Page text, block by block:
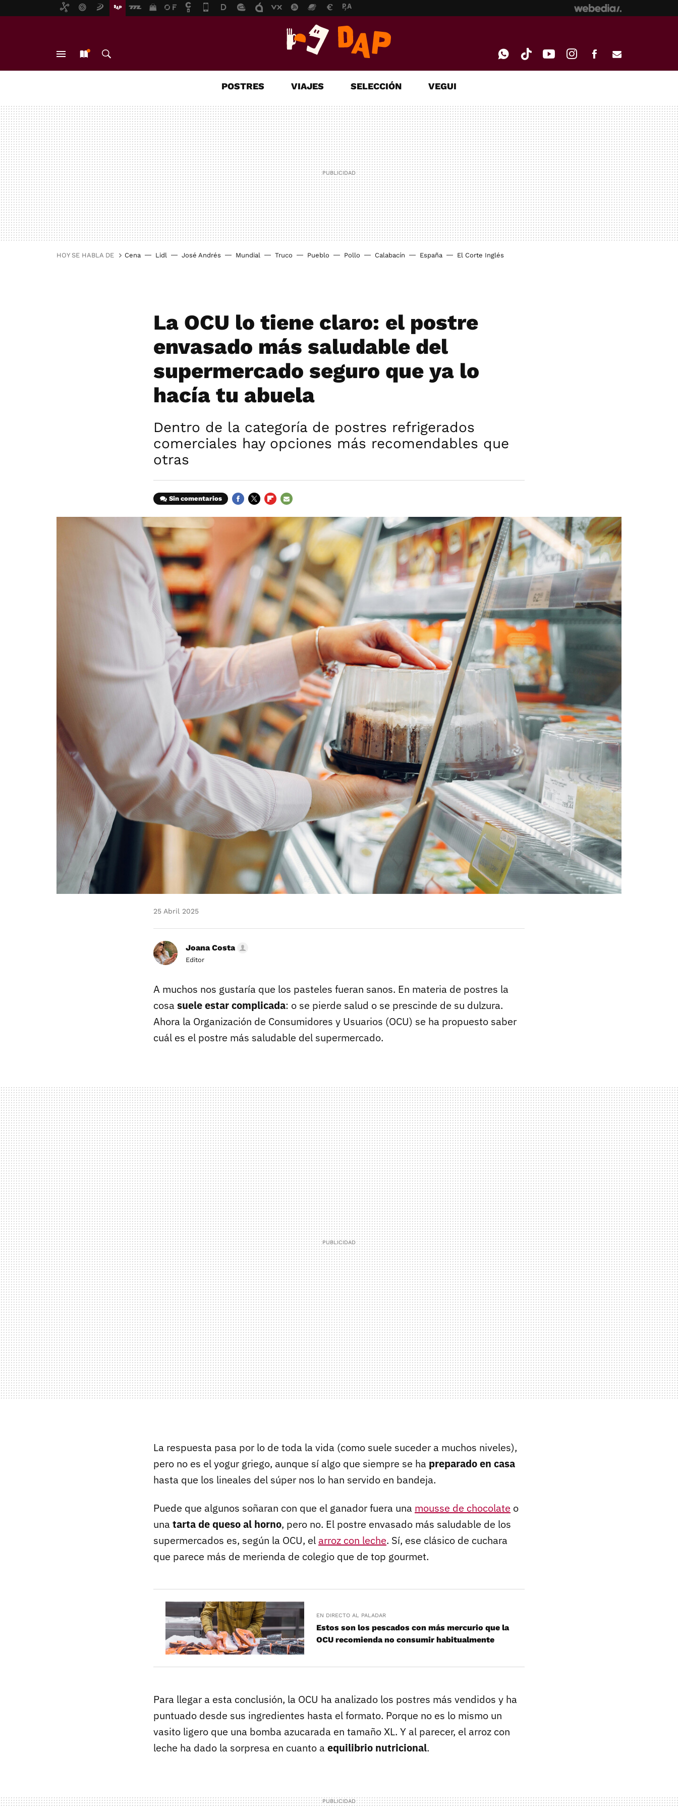
MAIL
POSTRES VIAJES SELECCIÓN VEGUI
HOY SE HABLA DE Cena Lidl José Andrés Mundial Truco Pueblo Pollo Calabacín España El Corte Inglés
La OCU lo tiene claro: el postre
envasado más saludable del
supermercado seguro que ya lo
hacía tu abuela
Dentro de la categoría de postres refrigerados
comerciales hay opciones más recomendables que
otras
Sin comentarios
MAIL
25 Abril 2025
Joana Costa
Editor
A muchos nos gustaría que los pasteles fueran sanos. En materia de postres la
cosa suele estar complicada: o se pierde salud o se prescinde de su dulzura.
Ahora la Organización de Consumidores y Usuarios (OCU) se ha propuesto saber
cuál es el postre más saludable del supermercado.
La respuesta pasa por lo de toda la vida (como suele suceder a muchos niveles),
pero no es el yogur griego, aunque sí algo que siempre se ha preparado en casa
hasta que los lineales del súper nos lo han servido en bandeja.
Puede que algunos soñaran con que el ganador fuera una mousse de chocolate o
una tarta de queso al horno, pero no. El postre envasado más saludable de los
supermercados es, según la OCU, el arroz con leche. Sí, ese clásico de cuchara
que parece más de merienda de colegio que de top gourmet.
EN DIRECTO AL PALADAR
Estos son los pescados con más mercurio que la
OCU recomienda no consumir habitualmente
Para llegar a esta conclusión, la OCU ha analizado los postres más vendidos y ha
puntuado desde sus ingredientes hasta el formato. Porque no es lo mismo un
vasito ligero que una bomba azucarada en tamaño XL. Y al parecer, el arroz con
leche ha dado la sorpresa en cuanto a equilibrio nutricional.